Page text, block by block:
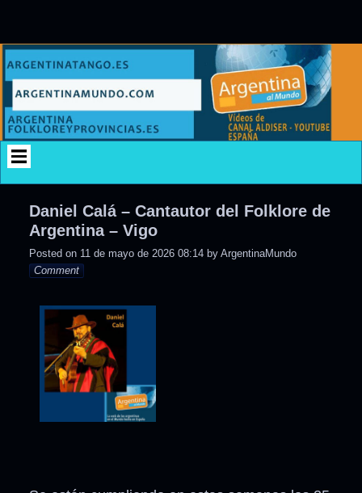
content
Daniel Calá – Cantautor del Folklore de
Argentina – Vigo
Posted on 11 de mayo de 2026 08:14 by ArgentinaMundo
Comment